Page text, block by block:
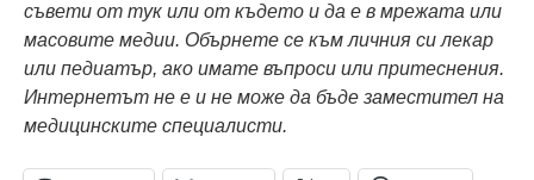
съвети от тук или от където и да е в мрежата или
масовите медии. Обърнете се към личния си лекар
или педиатър, ако имате въпроси или притеснения.
Интернетът не е и не може да бъде заместител на
медицинските специалисти.